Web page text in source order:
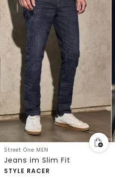
Street One MEN
Jeans im Slim Fit
STYLE RACER